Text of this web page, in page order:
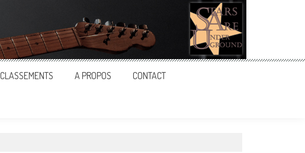
CLASSEMENTS A PROPOS CONTACT